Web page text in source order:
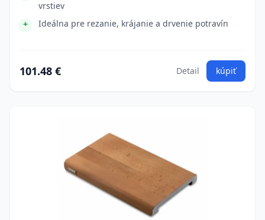
vrstiev
Ideálna pre rezanie, krájanie a drvenie potravín
101.48 € Detail kúpiť